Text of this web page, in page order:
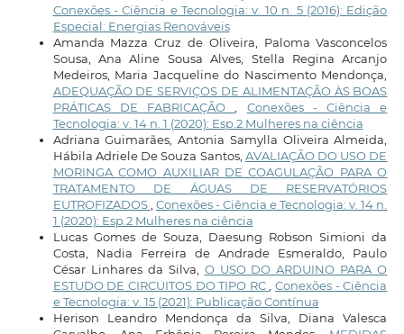
Conexões - Ciência e Tecnologia: v. 10 n. 5 (2016): Edição
Especial: Energias Renováveis
Amanda Mazza Cruz de Oliveira, Paloma Vasconcelos
Sousa, Ana Aline Sousa Alves, Stella Regina Arcanjo
Medeiros, Maria Jacqueline do Nascimento Mendonça,
ADEQUAÇÃO DE SERVIÇOS DE ALIMENTAÇÃO ÀS BOAS
PRÁTICAS DE FABRICAÇÃO
Conexões - Ciência e
Tecnologia: v. 14 n. 1 (2020): Esp.2 Mulheres na ciência
Adriana Guimarães, Antonia Samylla Oliveira Almeida,
Hábila Adriele De Souza Santos, AVALIAÇÃO DO USO DE
MORINGA COMO AUXILIAR DE COAGULAÇÃO PARA O
TRATAMENTO DE ÁGUAS DE RESERVATÓRIOS
EUTROFIZADOS Conexões - Ciência e Tecnologia: v. 14 n.
1 (2020): Esp.2 Mulheres na ciência
Lucas Gomes de Souza, Daesung Robson Simioni da
Costa, Nadia Ferreira de Andrade Esmeraldo, Paulo
César Linhares da Silva, O USO DO ARDUINO PARA O
ESTUDO DE CIRCUITOS DO TIPO RC
,Conexões - Ciência
e Tecnologia: v. 15 (2021): Publicação Contínua
Herison Leandro Mendonça da Silva, Diana Valesca